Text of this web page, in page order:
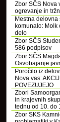
Zbor SČS Nova
ogrevanje in
Mestna delovna
komunalo: Molk
delo
Zbor SČS
586 podpisov
Zbor SČS
Osvobajanje
Poročilo iz
Nova vas:
POVEZUJEJO
Zbori
in krajevnih
tednu od 10. do
Zbor SKS